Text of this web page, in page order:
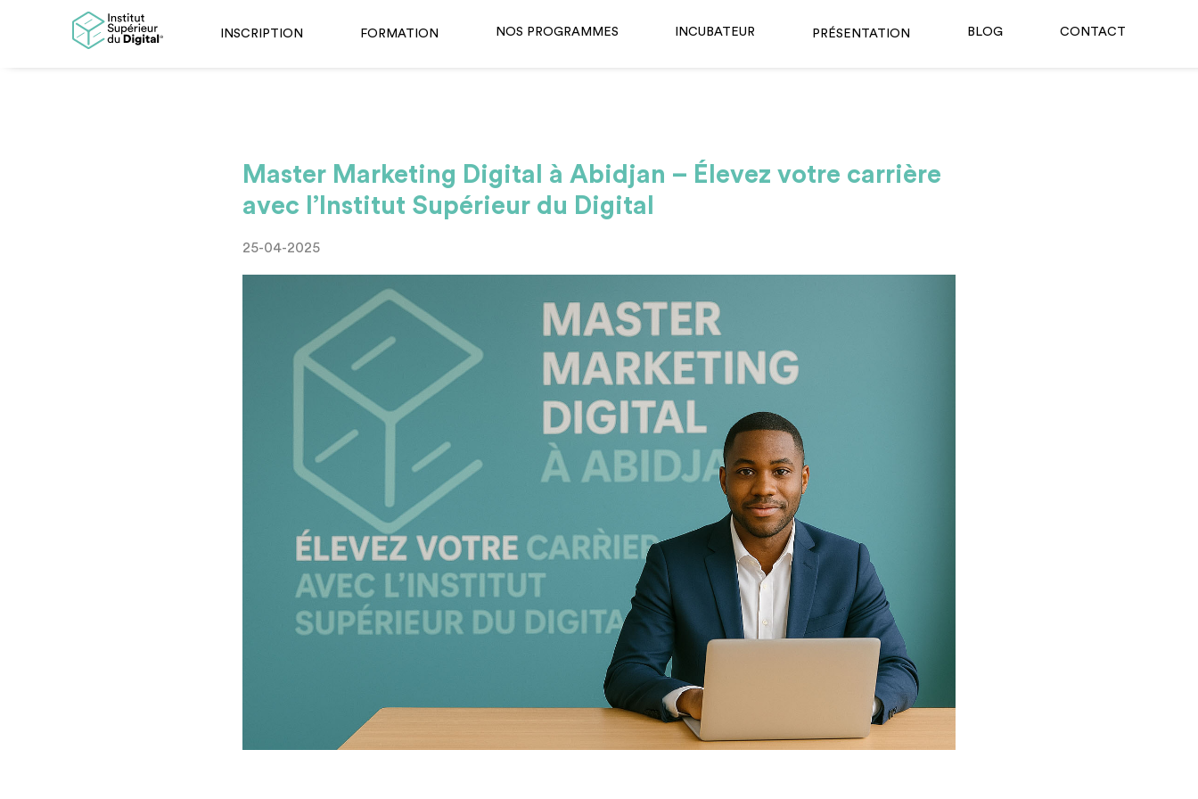
INSCRIPTION FORMATION NOS PROGRAMMES INCUBATEUR PRÉSENTATION BLOG CONTACT
Master Marketing Digital à Abidjan – Élevez votre carrière
avec l’Institut Supérieur du Digital
25-04-2025